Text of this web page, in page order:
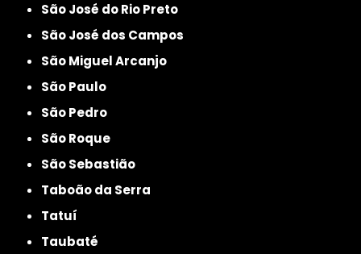
São José do Rio Preto
São José dos Campos
São Miguel Arcanjo
São Paulo
São Pedro
São Roque
São Sebastião
Taboão da Serra
Tatuí
Taubaté